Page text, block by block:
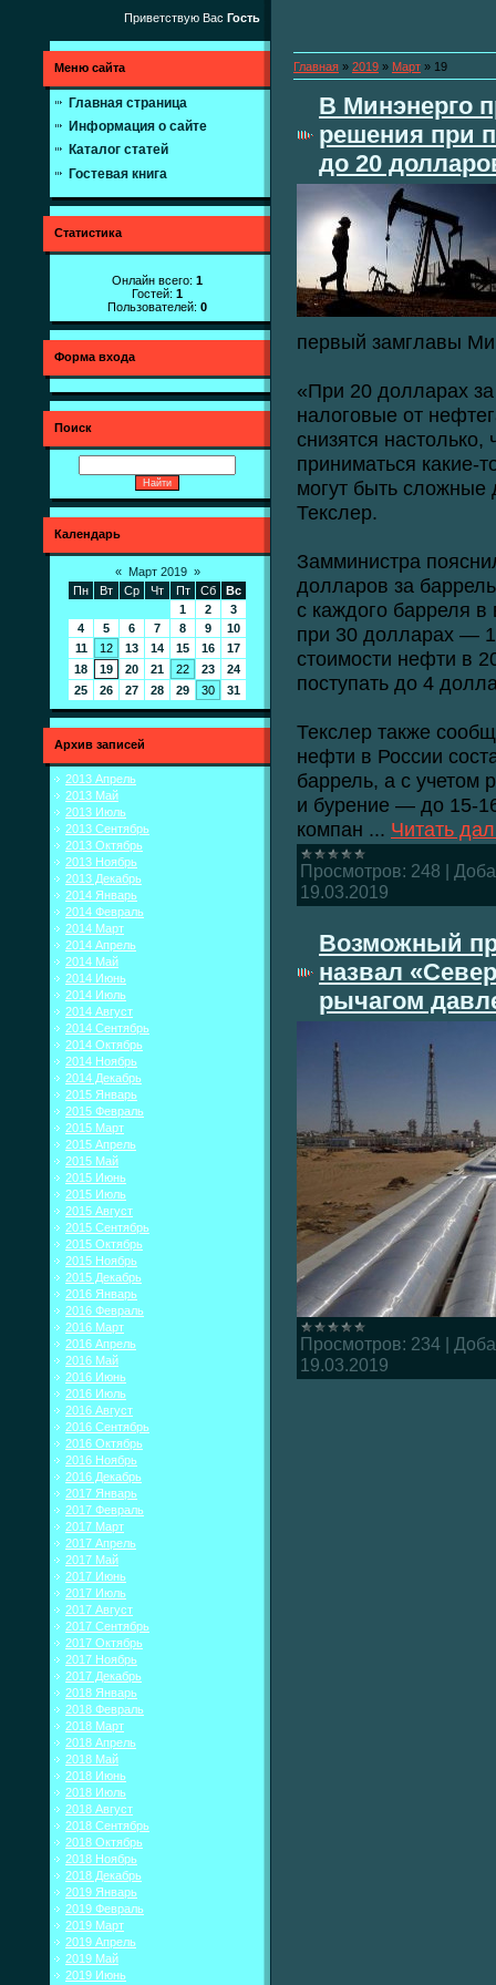
Приветствую Вас Гость
Меню сайта
Главная страница
Информация о сайте
Каталог статей
Гостевая книга
Статистика
Онлайн всего: 1
Гостей: 1
Пользователей: 0
Форма входа
Поиск
Календарь
« Март 2019 »
Пн
Вт Ср Чт Пт Сб
Вс
1
2
3
4
5 6 7 8 9
10
11
12 13 14 15 16
17
18
19 20 21 22 23
24
25
26 27 28 29 30 31
Архив записей
2013 Апрель
2013 Май
2013 Июль
2013 Сентябрь
2013 Октябрь
2013 Ноябрь
2013 Декабрь
2014 Январь
2014 Февраль
2014 Март
2014 Апрель
2014 Май
2014 Июнь
2014 Июль
2014 Август
2014 Сентябрь
2014 Октябрь
2014 Ноябрь
2014 Декабрь
2015 Январь
2015 Февраль
2015 Март
2015 Апрель
2015 Май
2015 Июнь
2015 Июль
2015 Август
2015 Сентябрь
2015 Октябрь
2015 Ноябрь
2015 Декабрь
2016 Январь
2016 Февраль
2016 Март
2016 Апрель
2016 Май
2016 Июнь
2016 Июль
2016 Август
2016 Сентябрь
2016 Октябрь
2016 Ноябрь
2016 Декабрь
2017 Январь
2017 Февраль
2017 Март
2017 Апрель
2017 Май
2017 Июнь
2017 Июль
2017 Август
2017 Сентябрь
2017 Октябрь
2017 Ноябрь
2017 Декабрь
2018 Январь
2018 Февраль
2018 Март
2018 Апрель
2018 Май
2018 Июнь
2018 Июль
2018 Август
2018 Сентябрь
2018 Октябрь
2018 Ноябрь
2018 Декабрь
2019 Январь
2019 Февраль
2019 Март
2019 Апрель
2019 Май
2019 Июнь
Главная » 2019 » Март » 19
В Минэнерго
решения при
до 20
первый замглавы
«При 20 долларах
налоговые от
снизятся
приниматься какие-
могут быть
Текслер.
Замминистра
долларов за
с каждого барреля
при 30 долларах —
стоимости нефти в
поступать до 4
Текслер также
нефти в России
баррель, а с учетом
и бурение — до 15-
компан ... Читать
Просмотров: 248
19.03.2019
Возможный
назвал
рычагом
Просмотров: 234
19.03.2019